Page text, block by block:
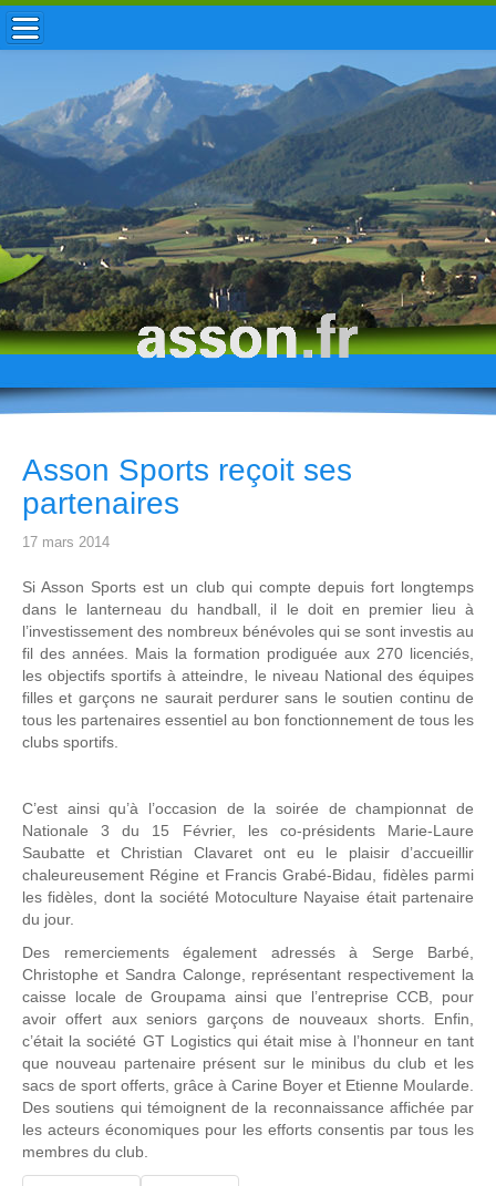
ACCUEIL / INFOS
MUNICIPALITÉ
VIE LOCALE
ENFANCE
TOURISME
HISTOIRE
Asson Sports reçoit ses
partenaires
17 mars 2014
Si Asson Sports est un club qui compte depuis fort longtemps
dans le lanterneau du handball, il le doit en premier lieu à
l’investissement des nombreux bénévoles qui se sont investis au
fil des années. Mais la formation prodiguée aux 270 licenciés,
les objectifs sportifs à atteindre, le niveau National des équipes
filles et garçons ne saurait perdurer sans le soutien continu de
tous les partenaires essentiel au bon fonctionnement de tous les
clubs sportifs.
C’est ainsi qu’à l’occasion de la soirée de championnat de
Nationale 3 du 15 Février, les co-présidents Marie-Laure
Saubatte et Christian Clavaret ont eu le plaisir d’accueillir
chaleureusement Régine et Francis Grabé-Bidau, fidèles parmi
les fidèles, dont la société Motoculture Nayaise était partenaire
du jour.
Des remerciements également adressés à Serge Barbé,
Christophe et Sandra Calonge, représentant respectivement la
caisse locale de Groupama ainsi que l’entreprise CCB, pour
avoir offert aux seniors garçons de nouveaux shorts. Enfin,
c’était la société GT Logistics qui était mise à l’honneur en tant
que nouveau partenaire présent sur le minibus du club et les
sacs de sport offerts, grâce à Carine Boyer et Etienne Moularde.
Des soutiens qui témoignent de la reconnaissance affichée par
les acteurs économiques pour les efforts consentis par tous les
membres du club.